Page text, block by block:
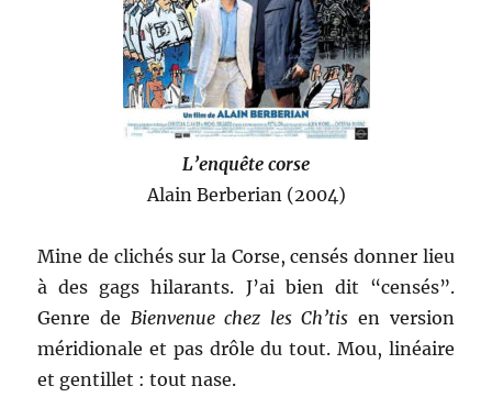
L’enquête corse
Alain Berberian (2004)
Mine de clichés sur la Corse, censés donner lieu
à des gags hilarants. J’ai bien dit “censés”.
Genre de Bienvenue chez les Ch’tis en version
méridionale et pas drôle du tout. Mou, linéaire
et gentillet : tout nase.